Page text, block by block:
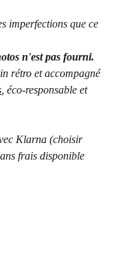
imperfections que ce
n'est pas fourni.
rétro et accompagné
, éco-responsable et
Klarna (choisir
frais disponible